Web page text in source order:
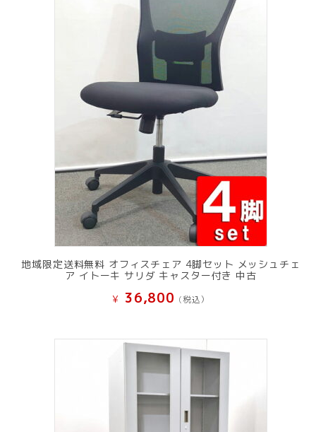
地域限定送料無料 オフィスチェア 4脚セット メッシュチェ
ア イトーキ サリダ キャスター付き 中古
¥ 36,800 (税込）